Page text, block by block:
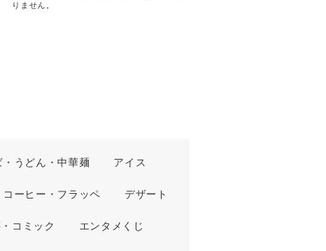
りません。
・うどん・中華麺 アイス
コーヒー・フラッペ デザート
コミック エンタメくじ